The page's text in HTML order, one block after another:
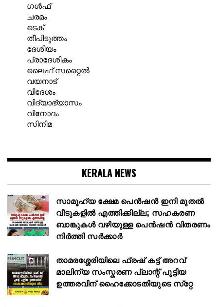
ഗൾഫ്
ചരമം
ടെക്
തീപിടുത്തം
ദേശീയം
പ്രാദേശികം
ലൈഫ് സറ്റൈൽ
വയനാട്
വിദേശം
വിദ്യാഭ്യാസം
വിനോദം
സിനിമ
KERALA NEWS
സാമൂഹ്യ ക്ഷേമ പെൻഷൻ ഇനി മുതൽ
വീടുകളിൽ എത്തിക്കില്ല; സഹകരണ
ബാങ്കുകൾ വഴിയുള്ള പെൻഷൻ വിതരണം
നിർത്തി സർക്കാർ
താമരശ്ശേരിയിലെ ഫ്രഷ് കട്ട് അറവ്
മാലിന്യ സംസ്കരണ പ്ലാന്റ് പൂട്ടിയ
ഉത്തരവിന് ഹൈക്കോടതിയുടെ സ്‌റ്റേ